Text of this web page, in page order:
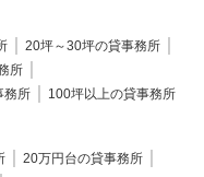
20坪～30坪の貸事務所
所
務所 100坪以上の貸事務所
20万円台の貸事務所